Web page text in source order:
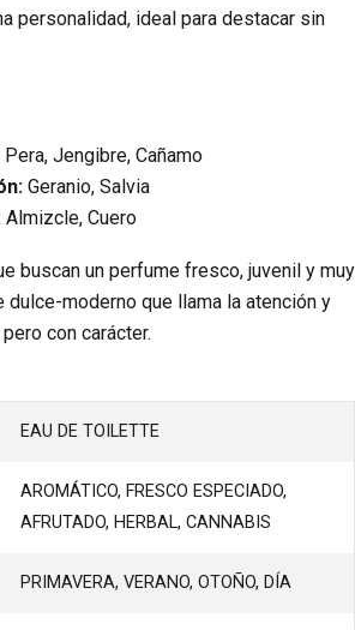
personalidad, ideal para destacar sin
Pera, Jengibre, Cañamo
Geranio, Salvia
Almizcle, Cuero
buscan un perfume fresco, juvenil y muy
dulce-moderno que llama la atención y
con carácter.
EAU DE TOILETTE
AROMÁTICO, FRESCO ESPECIADO,
AFRUTADO, HERBAL, CANNABIS
PRIMAVERA, VERANO, OTOÑO, DÍA